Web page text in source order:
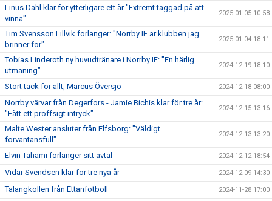
Linus Dahl klar för ytterligare ett år "Extremt taggad på att
vinna"
2025-01-05 10:58
Tim Svensson Lillvik förlänger: "Norrby IF är klubben jag
brinner för"
2025-01-04 18:11
Tobias Linderoth ny huvudtränare i Norrby IF: "En härlig
utmaning"
2024-12-19 18:10
Stort tack för allt, Marcus Översjö 2024-12-18 08:00
Norrby värvar från Degerfors - Jamie Bichis klar för tre år:
"Fått ett proffsigt intryck"
2024-12-15 13:16
Malte Wester ansluter från Elfsborg: "Väldigt
förväntansfull"
2024-12-13 13:20
Elvin Tahami förlänger sitt avtal 2024-12-12 18:54
Vidar Svendsen klar för tre nya år 2024-12-09 14:30
Talangkollen från Ettanfotboll 2024-11-28 17:00